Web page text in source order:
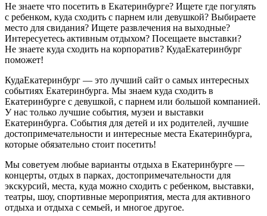
Не знаете что посетить в Екатеринбурге? Ищете где погулять
с ребенком, куда сходить с парнем или девушкой? Выбираете
место для свидания? Ищете развлечения на выходные?
Интересуетесь активным отдыхом? Посещаете выставки?
Не знаете куда сходить на корпоратив? КудаЕкатеринбург
поможет!
КудаЕкатеринбург — это лучший сайт о самых интересных
событиях Екатеринбурга. Мы знаем куда сходить в
Екатеринбурге с девушкой, с парнем или большой компанией.
У нас только лучшие события, музеи и выставки
Екатеринбурга. События для детей и их родителей, лучшие
достопримечательности и интересные места Екатеринбурга,
которые обязательно стоит посетить!
Мы советуем любые варианты отдыха в Екатеринбурге —
концерты, отдых в парках, достопримечательности для
экскурсий, места, куда можно сходить с ребенком, выставки,
театры, шоу, спортивные мероприятия, места для активного
отдыха и отдыха с семьей, и многое другое.